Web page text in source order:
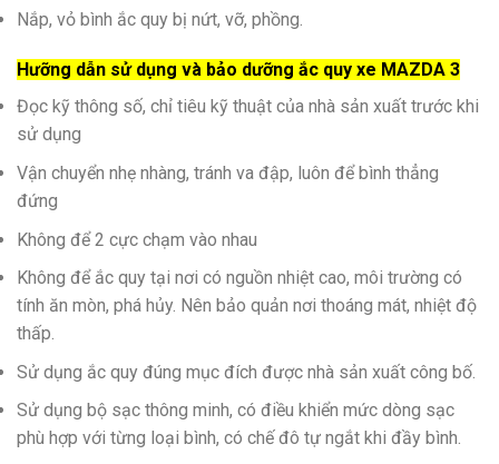
Nắp, vỏ bình ắc quy bị nứt, vỡ, phồng.
Hưỡng dẫn sử dụng và bảo dưỡng ắc quy xe MAZDA 3
Đọc kỹ thông số, chỉ tiêu kỹ thuật của nhà sản xuất trước khi
sử dụng
Vận chuyển nhẹ nhàng, tránh va đập, luôn để bình thẳng
đứng
Không để 2 cực chạm vào nhau
Không để ắc quy tại nơi có nguồn nhiệt cao, môi trường có
tính ăn mòn, phá hủy. Nên bảo quản nơi thoáng mát, nhiệt độ
thấp.
Sử dụng ắc quy đúng mục đích được nhà sản xuất công bố.
Sử dụng bộ sạc thông minh, có điều khiển mức dòng sạc
phù hợp với từng loại bình, có chế đô tự ngắt khi đầy bình.